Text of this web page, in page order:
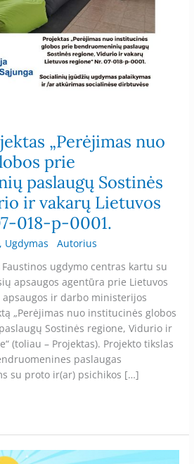
„Perėjimas nuo
prie
paslaugų Sostinės
ir vakarų Lietuvos
018-p-0001.
, Ugdymas Autorius
ugdymo centras kartu su
apsaugos agentūra prie Lietuvos
apsaugos ir darbo ministerijos
„Perėjimas nuo institucinės globos
Sostinės regione, Vidurio ir
(toliau – Projektas). Projekto tikslas
paslaugas
su proto ir(ar) psichikos […]